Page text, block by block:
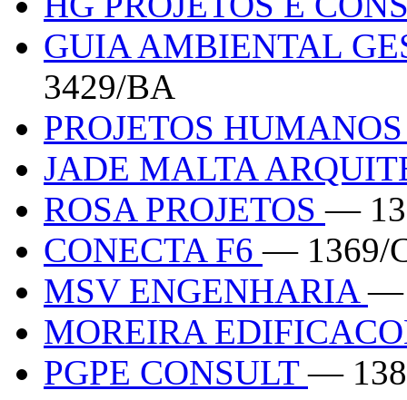
GUIA AMBIENTAL
3429/BA
PROJETOS
JADE MALTA
ROSA PROJETOS—
CONECTA F6— 1369/
MSV ENGENHARIA—
MOREIRA
PGPE CONSULT—